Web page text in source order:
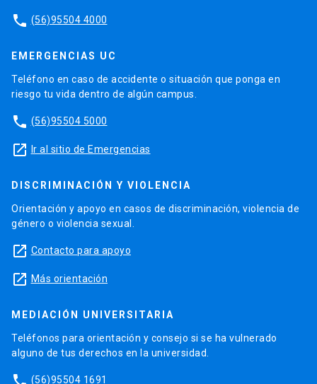
phone (56)95504 4000
EMERGENCIAS UC
Teléfono en caso de accidente o situación que ponga en
riesgo tu vida dentro de algún campus.
phone (56)95504 5000
launch Ir al sitio de Emergencias
DISCRIMINACIÓN Y VIOLENCIA
Orientación y apoyo en casos de discriminación, violencia de
género o violencia sexual.
launch Contacto para apoyo
launch Más orientación
MEDIACIÓN UNIVERSITARIA
Teléfonos para orientación y consejo si se ha vulnerado
alguno de tus derechos en la universidad.
(56)95504 1691